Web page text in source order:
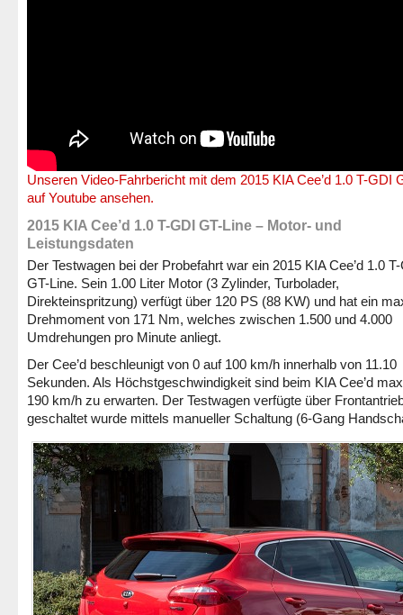
Unseren Video-Fahrbericht mit dem 2015 KIA Cee’d 1.0 T-GDI
auf Youtube ansehen.
2015 KIA Cee’d 1.0 T-GDI GT-Line – Motor- und
Leistungsdaten
Der Testwagen bei der Probefahrt war ein 2015 KIA Cee’d 1.0
GT-Line. Sein 1.00 Liter Motor (3 Zylinder, Turbolader,
Direkteinspritzung) verfügt über 120 PS (88 KW) und hat ein
Drehmoment von 171 Nm, welches zwischen 1.500 und 4.000
Umdrehungen pro Minute anliegt.
Der Cee’d beschleunigt von 0 auf 100 km/h innerhalb von 11.10
Sekunden. Als Höchstgeschwindigkeit sind beim KIA Cee’d
190 km/h zu erwarten. Der Testwagen verfügte über
geschaltet wurde mittels manueller Schaltung (6-Gang